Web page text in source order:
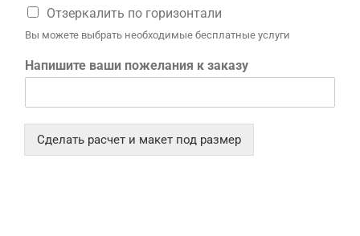
Отзеркалить по горизонтали
Вы можете выбрать необходимые бесплатные услуги
Напишите ваши пожелания к заказу
Сделать расчет и макет под размер